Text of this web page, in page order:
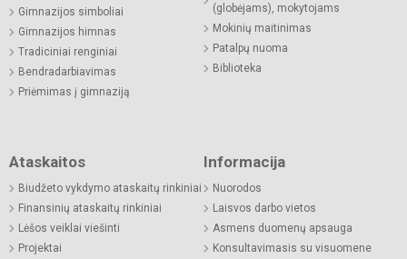
Gimnazijos simboliai
Gimnazijos himnas
Tradiciniai renginiai
Bendradarbiavimas
Priėmimas į gimnaziją
(globėjams), mokytojams
Mokinių maitinimas
Patalpų nuoma
Biblioteka
Ataskaitos
Biudžeto vykdymo ataskaitų rinkiniai
Finansinių ataskaitų rinkiniai
Lėšos veiklai viešinti
Projektai
Informacija
Nuorodos
Laisvos darbo vietos
Asmens duomenų apsauga
Konsultavimasis su visuomene